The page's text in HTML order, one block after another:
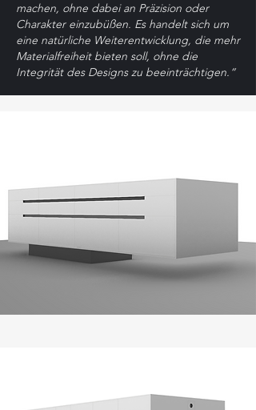
machen, ohne dabei an Präzision oder
Charakter einzubüßen. Es handelt sich um
eine natürliche Weiterentwicklung, die mehr
Materialfreiheit bieten soll, ohne die
Integrität des Designs zu beeinträchtigen.“